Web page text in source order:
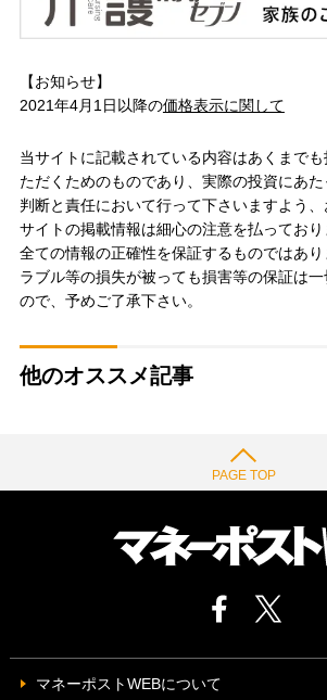
【お知らせ】
2021年4月1日以降の価格表示に関して
当サイトに記載されている内容はあくまで
ただくためのものであり、実際の投資にあ
判断と責任において行って下さいますよう
サイトの掲載情報は細心の注意を払ってお
全ての情報の正確性を保証するものではあ
ラブル等の損失が被っても損害等の保証は
ので、予めご了承下さい。
他のオススメ記事
PAGE TOP
マネーポストWEBについて